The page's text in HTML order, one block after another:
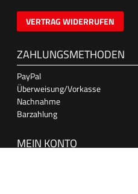
VERTRAG WIDERRUFEN
ZAHLUNGSMETHODEN
PayPal
Überweisung/Vorkasse
Nachnahme
Barzahlung
MEIN KONTO